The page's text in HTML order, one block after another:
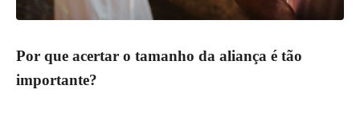
Por que acertar o tamanho da aliança é tão
importante?